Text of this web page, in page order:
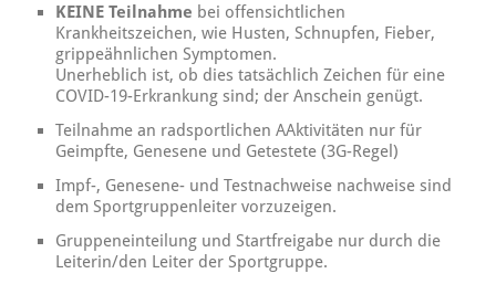
KEINE Teilnahme bei offensichtlichen
Krankheitszeichen, wie Husten, Schnupfen, Fieber,
grippeähnlichen Symptomen.
Unerheblich ist, ob dies tatsächlich Zeichen für eine
COVID-19-Erkrankung sind; der Anschein genügt.
Teilnahme an radsportlichen AAktivitäten nur für
Geimpfte, Genesene und Getestete (3G-Regel)
Impf-, Genesene- und Testnachweise nachweise sind
dem Sportgruppenleiter vorzuzeigen.
Gruppeneinteilung und Startfreigabe nur durch die
Leiterin/den Leiter der Sportgruppe.